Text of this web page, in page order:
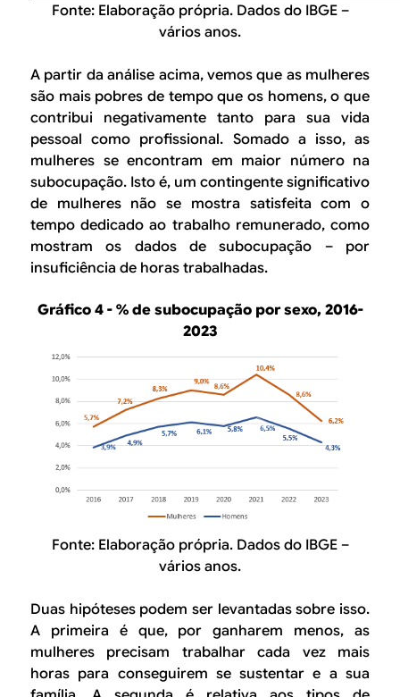
Fonte: Elaboração própria. Dados do IBGE –
vários anos.
A partir da análise acima, vemos que as mulheres
são mais pobres de tempo que os homens, o que
contribui negativamente tanto para sua vida
pessoal como profissional. Somado a isso, as
mulheres se encontram em maior número na
subocupação. Isto é, um contingente significativo
de mulheres não se mostra satisfeita com o
tempo dedicado ao trabalho remunerado, como
mostram os dados de subocupação – por
insuficiência de horas trabalhadas.
Gráfico 4 - % de subocupação por sexo, 2016-
2023
Fonte: Elaboração própria. Dados do IBGE –
vários anos.
Duas hipóteses podem ser levantadas sobre isso.
A primeira é que, por ganharem menos, as
mulheres precisam trabalhar cada vez mais
horas para conseguirem se sustentar e a sua